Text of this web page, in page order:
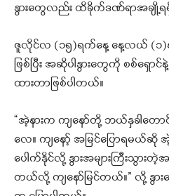
နွားတွေလည်း ထိခိုက်ဒဏ်ရာအချို့
ဇူလိုင်လ (၁၅)ရက်နေ့ နေ့လယ် (၁)နာ
ဖြစ်ပြီး အဆိုပါနွားတွေကို စစ်ရှေ
ထားတာဖြစ်ပါတယ်။
“အဲ့နားက ကျနော်တို့ ဘယ်နှခါတေ
လေ။ ကျနော့် အမြင်ပြောရမယ်ဆို
ပေါက်နိုင်လို့ နွားအများကြီးသွားတဲ့
တယ်လို့ ကျနော်မြင်တယ်။” လို့ နွားက